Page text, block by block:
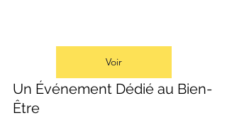
Voir
Un Événement Dédié au Bien-
Être